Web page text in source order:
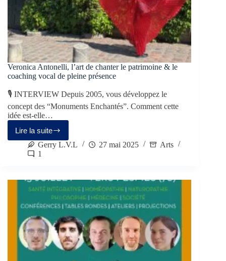
Veronica Antonelli, l’art de chanter le patrimoine & le
coaching vocal de pleine présence
🎙 INTERVIEW Depuis 2005, vous développez le
concept des “Monuments Enchantés”. Comment cette
idée est-elle…
Lire la suite
Gerry L.V.L
27 mai 2025
Arts
1